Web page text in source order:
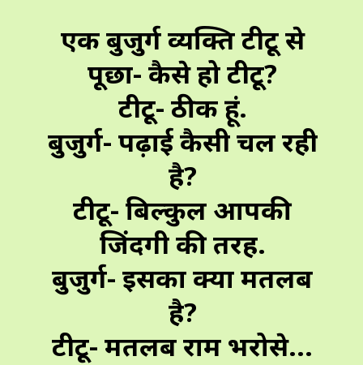
एक बुजुर्ग व्यक्ति टीटू से
पूछा- कैसे हो टीटू?
टीटू- ठीक हूं.
बुजुर्ग- पढ़ाई कैसी चल रही
है?
टीटू- बिल्कुल आपकी
जिंदगी की तरह.
बुजुर्ग- इसका क्या मतलब
है?
टीटू- मतलब राम भरोसे...